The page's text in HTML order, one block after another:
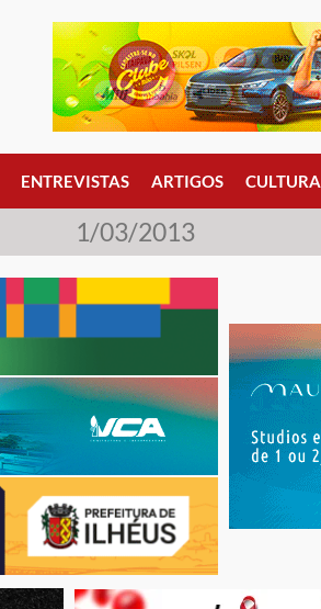
ENTREVISTAS ARTIGOS CULTURA
1/03/2013